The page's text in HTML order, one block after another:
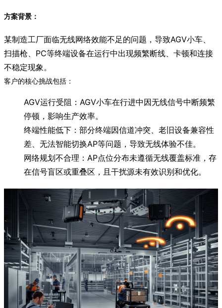
方案背景：
某制造工厂面临无线网络效能不足的问题，导致AGV小车、
扫描枪、PC等终端设备在运行中出现频繁断线、卡顿和连接
不稳定现象。
客户的核心挑战包括：
AGV运行受阻：AGV小车在行进中因无线信号中断频繁
停顿，影响生产效率。
终端性能低下：部分终端因信道冲突、老旧设备兼容性
差、无法智能切换AP等问题，导致无线体验不佳。
网络规划不合理：AP点位分布未遵循无线覆盖标准，存
在信号盲区或重叠区，且干扰源未有效识别和优化。